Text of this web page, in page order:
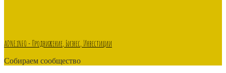
ADNE.iNFO - Продвижение, Бизнес, Инвестиции
Собираем сообщество